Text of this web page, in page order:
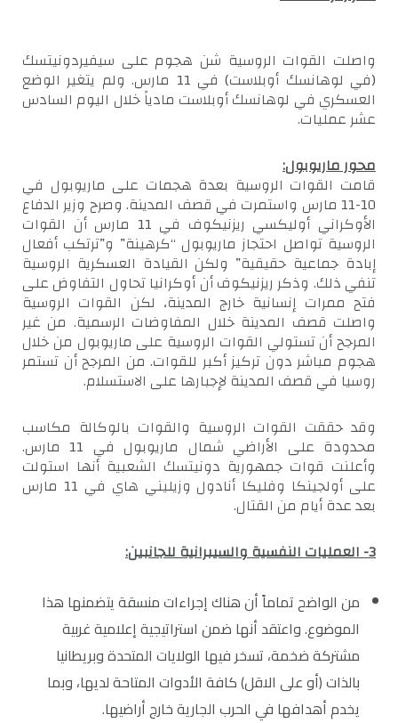
واصلت القوات الروسية شن هجوم على سيفيردونيتسك
(في لوهانسك أوبلاست) في 11 مارس. ولم يتغير الوضع
العسكري في لوهانسك أوبلاست مادياً خلال اليوم السادس
عشر عمليات.
محور ماريوبول:
قامت القوات الروسية بعدة هجمات على ماريوبول في
10-11 مارس واستمرت في قصف المدينة. وصرح وزير الدفاع
الأوكراني أوليكسي ريزنيكوف في 11 مارس أن القوات
الروسية تواصل احتجاز ماريوبول “كرهينة” و”ترتكب أفعال
إبادة جماعية حقيقية” ولكن القيادة العسكرية الروسية
تنفي ذلك. وذكر ريزنيكوف أن أوكرانيا تحاول التفاوض على
فتح ممرات إنسانية خارج المدينة، لكن القوات الروسية
واصلت قصف المدينة خلال المفاوضات الرسمية. من غير
المرجح أن تستولي القوات الروسية على ماريوبول من خلال
هجوم مباشر دون تركيز أكبر للقوات. من المرجح أن تستمر
روسيا في قصف المدينة لإجبارها على الاستسلام.
وقد حققت القوات الروسية والقوات بالوكالة مكاسب
محدودة على الأراضي شمال ماريوبول في 11 مارس.
وأعلنت قوات جمهورية دونيتسك الشعبية أنها استولت
على أولجينكا وفليكا أنادول وزيليني هاي في 11 مارس
بعد عدة أيام من القتال.
3- العمليات النفسية والسيبرانية للجانبين:
من الواضح تماماً أن هناك إجراءات منسقة يتضمنها هذا
الموضوع. واعتقد أنها ضمن استراتيجية إعلامية غربية
مشتركة ضخمة، تسخر فيها الولايات المتحدة وبريطانيا
بالذات (أو على الاقل) كافة الأدوات المتاحة لديها، وبما
يخدم أهدافها في الحرب الجارية خارج أراضيها.